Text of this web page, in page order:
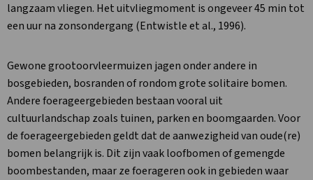
langzaam vliegen. Het uitvliegmoment is ongeveer 45 min tot
een uur na zonsondergang (Entwistle et al., 1996).
Gewone grootoorvleermuizen jagen onder andere in
bosgebieden, bosranden of rondom grote solitaire bomen.
Andere foerageergebieden bestaan vooral uit
cultuurlandschap zoals tuinen, parken en boomgaarden. Voor
de foerageergebieden geldt dat de aanwezigheid van oude(re)
bomen belangrijk is. Dit zijn vaak loofbomen of gemengde
boombestanden, maar ze foerageren ook in gebieden waar